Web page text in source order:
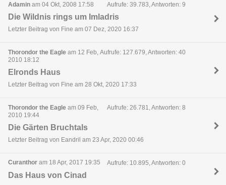
Adamin am 04 Okt, 2008 17:58 Aufrufe: 39.783, Antworten: 9
Die Wildnis rings um Imladris
Letzter Beitrag von Fine am 07 Dez, 2020 16:37
Thorondor the Eagle am 12 Feb,
2010 18:12
Aufrufe: 127.679, Antworten: 40
Elronds Haus
Letzter Beitrag von Fine am 28 Okt, 2020 17:33
Thorondor the Eagle am 09 Feb,
2010 19:44
Aufrufe: 26.781, Antworten: 8
Die Gärten Bruchtals
Letzter Beitrag von Eandril am 23 Apr, 2020 00:46
Curanthor am 18 Apr, 2017 19:35 Aufrufe: 10.895, Antworten: 0
Das Haus von Cinad